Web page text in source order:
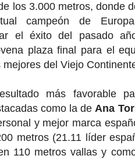
los 3.000 metros, donde
campeón de
el éxito del pasado
plaza final para el
del Viejo
más favorable
como la deAna
y mejor marca
metros (21.11 líder
110 metros vallas y